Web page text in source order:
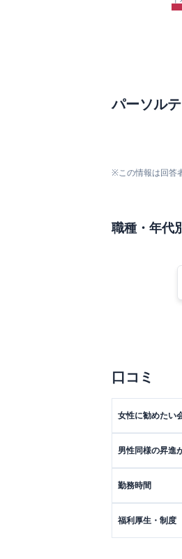
パーソル
※この情報は回答
職種・年代
口コミ
女性に勧めたい
男性同様の昇進
勤務時間
福利厚生・制度